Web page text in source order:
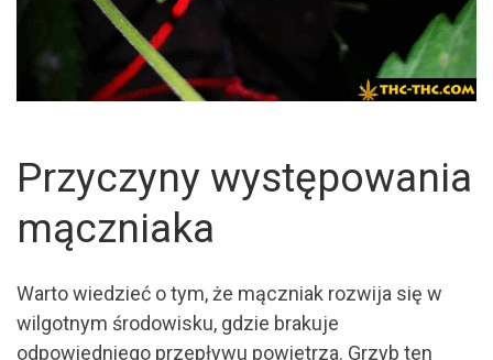
Przyczyny występowania
mączniaka
Warto wiedzieć o tym, że mączniak rozwija się w
wilgotnym środowisku, gdzie brakuje
odpowiedniego przepływu powietrza. Grzyb ten